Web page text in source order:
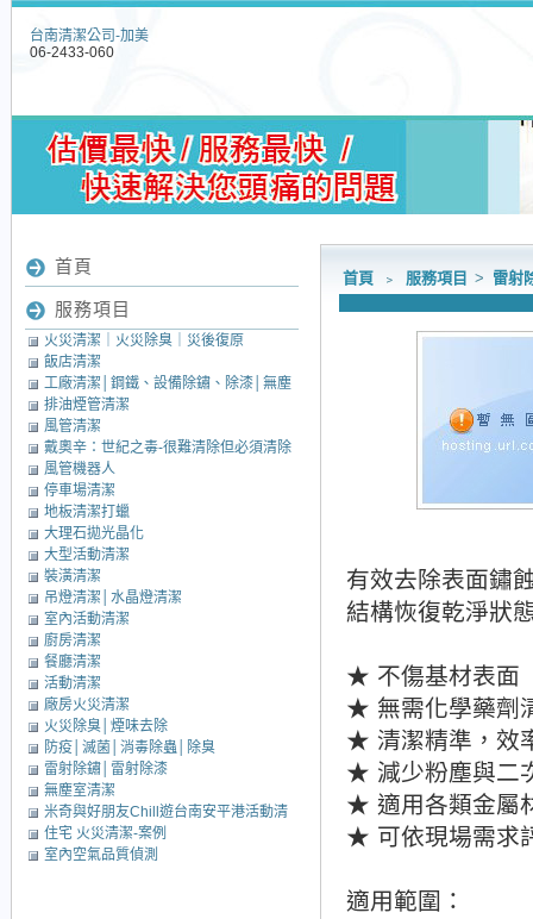
台南清潔公司-加美
06-2433-060
首頁 ﹥ 服務項目 > 雷射
有效去除表面鏽
結構恢復乾淨狀
★ 不傷基材表面
★ 無需化學藥劑
★ 清潔精準，效
★ 減少粉塵與二
★ 適用各類金屬
★ 可依現場需求
適用範圍：
首頁
服務項目
火災清潔｜火災除臭｜災後復原
飯店清潔
工廠清潔│鋼鐵、設備除鏽、除漆│無塵
室清潔│中央廚房清潔
排油煙管清潔
風管清潔
戴奧辛：世紀之毒-很難清除但必須清除
的毒素
風管機器人
停車場清潔
地板清潔打蠟
大理石拋光晶化
大型活動清潔
裝潢清潔
吊燈清潔│水晶燈清潔
室內活動清潔
廚房清潔
餐廳清潔
活動清潔
廠房火災清潔
火災除臭│煙味去除
防疫│滅菌│消毒除蟲│除臭
雷射除鏽│雷射除漆
無塵室清潔
米奇與好朋友Chill遊台南安平港活動清
潔
住宅 火災清潔-案例
室內空氣品質偵測